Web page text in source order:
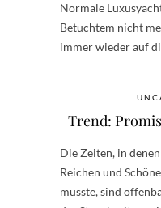
Normale
Betuchtem nicht
immer wieder auf
Trend:
Die Zeiten, in
Reichen und
musste, sind